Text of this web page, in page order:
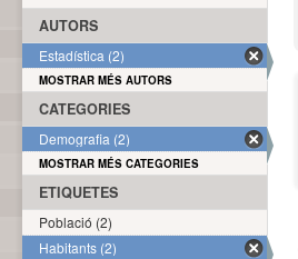
AUTORS
Estadística (2)
MOSTRAR MÉS AUTORS
CATEGORIES
Demografia (2)
MOSTRAR MÉS CATEGORIES
ETIQUETES
Població (2)
Habitants (2)